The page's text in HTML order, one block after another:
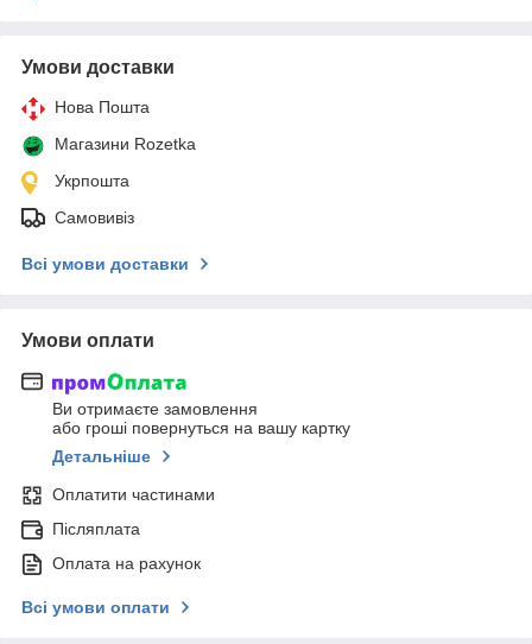
Умови доставки
Нова Пошта
Магазини Rozetka
Укрпошта
Самовивіз
Всі умови доставки
Умови оплати
Ви отримаєте замовлення
або гроші повернуться на вашу картку
Детальніше
Оплатити частинами
Післяплата
Оплата на рахунок
Всі умови оплати